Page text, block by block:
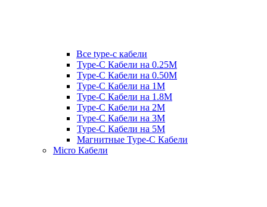
Все type-c кабели
Type-C Кабели на 0.25М
Type-C Кабели на 0.50М
Type-C Кабели на 1М
Type-C Кабели на 1.8М
Type-C Кабели на 2М
Type-C Кабели на 3М
Type-C Кабели на 5М
Магнитные Type-C Кабели
Micro Кабели